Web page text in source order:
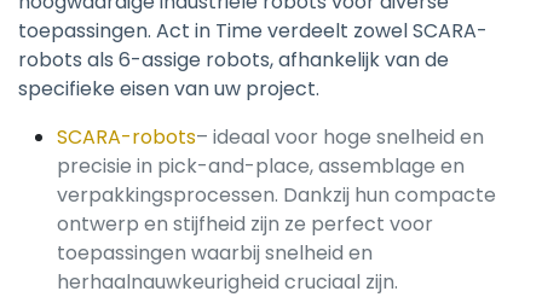
toepassingen. Act in Time verdeelt zowel SCARA-
robots als 6-assige robots, afhankelijk van de
specifieke eisen van uw project.
SCARA-robots– ideaal voor hoge snelheid en
precisie in pick-and-place, assemblage en
verpakkingsprocessen. Dankzij hun compacte
ontwerp en stijfheid zijn ze perfect voor
toepassingen waarbij snelheid en
herhaalnauwkeurigheid cruciaal zijn.